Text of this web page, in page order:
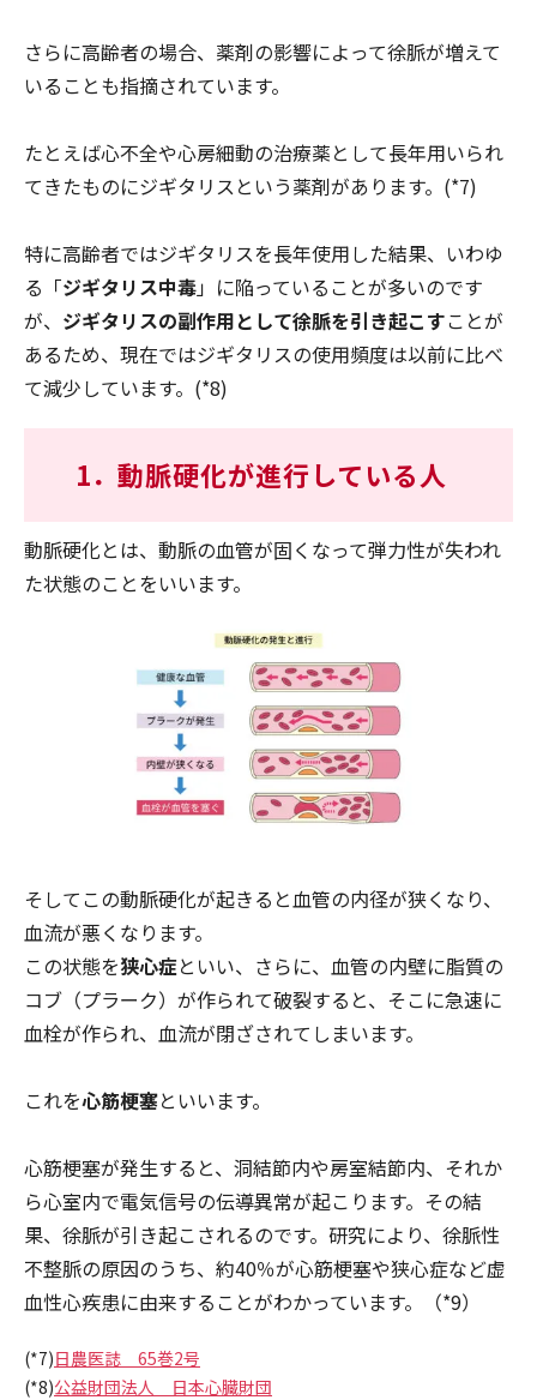
さらに高齢者の場合、薬剤の影響によって徐脈が増えて
いることも指摘されています。
たとえば心不全や心房細動の治療薬として長年用いられ
てきたものにジギタリスという薬剤があります。(*7)
特に高齢者ではジギタリスを長年使用した結果、いわゆ
る「ジギタリス中毒」に陥っていることが多いのです
が、 ジギタリスの副作用として徐脈を引き起こすことが
あるため、現在ではジギタリスの使用頻度は以前に比べ
て減少しています。(*8)
1． 動脈硬化が進行している人
動脈硬化とは、動脈の血管が固くなって弾力性が失われ
た状態のことをいいます。
そしてこの動脈硬化が起きると血管の内径が狭くなり、
血流が悪くなります。
この状態を狭心症といい、さらに、血管の内壁に脂質の
コブ（プラーク）が作られて破裂すると、そこに急速に
血栓が作られ、血流が閉ざされてしまいます。
これを心筋梗塞といいます。
心筋梗塞が発生すると、洞結節内や房室結節内、それか
ら心室内で電気信号の伝導異常が起こります。その結
果、徐脈が引き起こされるのです。研究により、徐脈性
不整脈の原因のうち、約40％が心筋梗塞や狭心症など虚
血性心疾患に由来することがわかっています。（*9）
(*7)日農医誌 65巻2号
(*8)公益財団法人 日本心臓財団